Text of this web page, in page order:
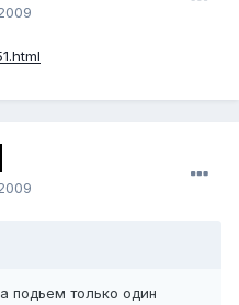
подьем только один